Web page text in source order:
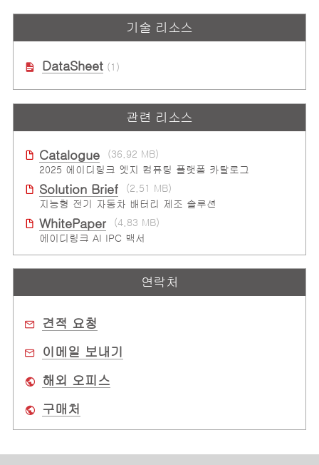
기술 리소스
DataSheet(1)
관련 리소스
Catalogue
(36.92 MB)
2025 에이디링크 엣지 컴퓨팅 플랫폼 카탈로그
Solution Brief
(2.51 MB)
지능형 전기 자동차 배터리 제조 솔루션
WhitePaper
(4.83 MB)
에이디링크 AI IPC 백서
연락처
견적 요청
이메일 보내기
해외 오피스
구매처